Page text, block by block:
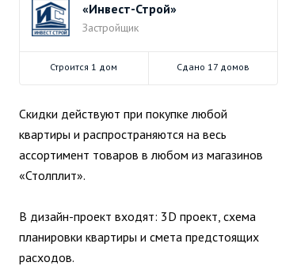
«Инвест-Строй»
Застройщик
Строится 1 дом Сдано 17 домов
Скидки действуют при покупке любой
квартиры и распространяются на весь
ассортимент товаров в любом из магазинов
«Столплит».
В дизайн-проект входят: 3D проект, схема
планировки квартиры и смета предстоящих
расходов.